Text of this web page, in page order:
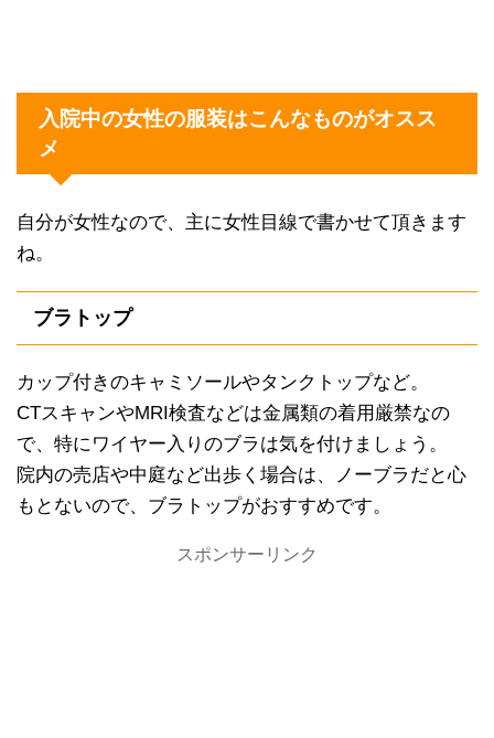
入院中の女性の服装はこんなものがオスス
メ
自分が女性なので、主に女性目線で書かせて頂きます
ね。
ブラトップ
カップ付きのキャミソールやタンクトップなど。
CTスキャンやMRI検査などは金属類の着用厳禁なの
で、特にワイヤー入りのブラは気を付けましょう。
院内の売店や中庭など出歩く場合は、ノーブラだと心
もとないので、ブラトップがおすすめです。
スポンサーリンク